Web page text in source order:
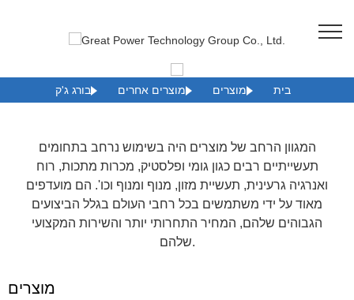
בית מוצרים מוצרים אחרים בורג ג'ק
המגוון הרחב של מוצרים היה בשימוש נרחב בתחומים
תעשייתיים רבים כגון גומי ופלסטיק, מכרות מתכות, רוח
ואנרגיה גרעינית, תעשיית מזון, מנוף ומנוף וכו'. הם מועדפים
מאוד על ידי משתמשים בכל רחבי העולם בגלל הביצועים
הגבוהים שלהם, המחיר התחרותי יותר והשירות המקצועי
שלהם.
מוצרים